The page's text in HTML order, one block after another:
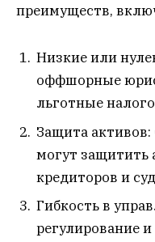
преимуществ,
Низкие или
оффшорные
льготные
Защита
могут защитить
кредиторов и
Гибкость в
регулирование